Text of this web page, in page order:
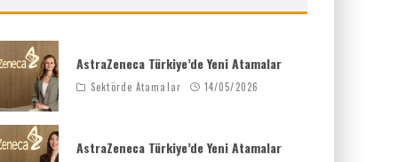
AstraZeneca Türkiye’de Yeni Atamalar
Sektörde Atamalar 14/05/2026
AstraZeneca Türkiye’de Yeni Atamalar